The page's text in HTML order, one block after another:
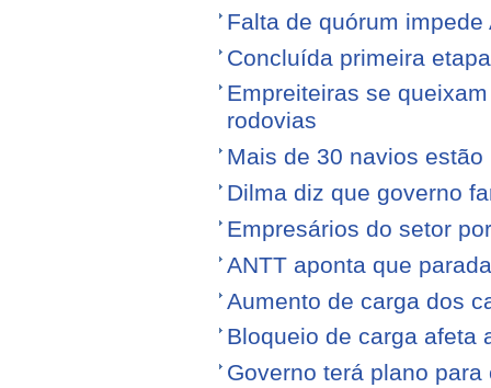
Falta de quórum
Concluída primeira
Empreiteiras se
rodovias
Mais de 30 navios
Dilma diz que governo
Empresários do setor
ANTT aponta que
Aumento de carga dos
Bloqueio de carga afeta
Governo terá plano